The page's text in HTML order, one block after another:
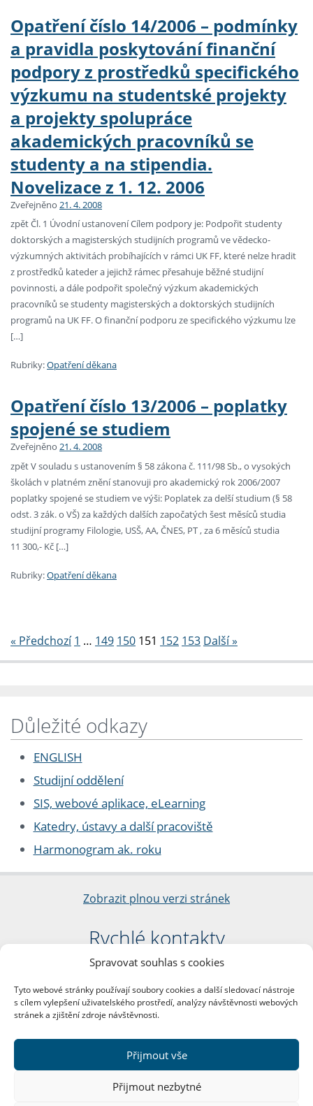
Spravovat souhlas s cookies
Tyto webové stránky používají soubory cookies a další sledovací nástroje
s cílem vylepšení uživatelského prostředí, analýzy návštěvnosti webových
stránek a zjištění zdroje návštěvnosti.
Přijmout vše
Přijmout nezbytné
Opatření číslo 14/2006 – podmínky
a pravidla poskytování finanční
podpory z prostředků specifického
výzkumu na studentské projekty
a projekty spolupráce
akademických pracovníků se
studenty a na stipendia.
Novelizace z 1. 12. 2006
Zveřejněno 21. 4. 2008
zpět Čl. 1 Úvodní ustanovení Cílem podpory je: Podpořit studenty
doktorských a magisterských studijních programů ve vědecko-
výzkumných aktivitách probíhajících v rámci UK FF, které nelze hradit
z prostředků kateder a jejichž rámec přesahuje běžné studijní
povinnosti, a dále podpořit společný výzkum akademických
pracovníků se studenty magisterských a doktorských studijních
programů na UK FF. O finanční podporu ze specifického výzkumu lze
[…]
Rubriky:Opatření děkana
Opatření číslo 13/2006 – poplatky
spojené se studiem
Zveřejněno 21. 4. 2008
zpět V souladu s ustanovením § 58 zákona č. 111/98 Sb., o vysokých
školách v platném znění stanovuji pro akademický rok 2006/2007
poplatky spojené se studiem ve výši: Poplatek za delší studium (§ 58
odst. 3 zák. o VŠ) za každých dalších započatých šest měsíců studia
studijní programy Filologie, USŠ, AA, ČNES, PT , za 6 měsíců studia
11 300,- Kč […]
Rubriky:Opatření děkana
« Předchozí 1 … 149 150 151 152 153 Další »
Důležité odkazy
ENGLISH
Studijní oddělení
SIS, webové aplikace, eLearning
Katedry, ústavy a další pracoviště
Harmonogram ak. roku
Zobrazit plnou verzi stránek
Rychlé kontakty
Filozofická fakulta
nám. Jana Palacha 1/2
116 38 Praha 1
DIČ: CZ00216208
Další kontakty